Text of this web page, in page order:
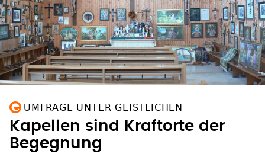
UMFRAGE UNTER GEISTLICHEN
Kapellen sind Kraftorte der
Begegnung